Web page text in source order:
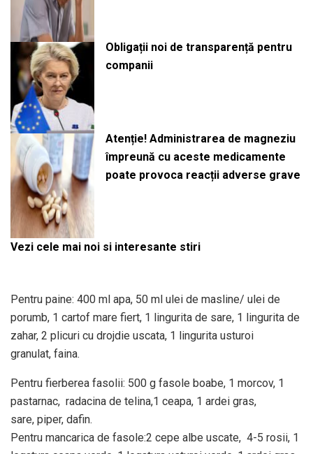
Obligații noi de transparență pentru
companii
Atenție! Administrarea de magneziu
împreună cu aceste medicamente
poate provoca reacții adverse grave
Vezi cele mai noi si interesante stiri
Pentru paine: 400 ml apa, 50 ml ulei de masline/ ulei de
porumb, 1 cartof mare fiert, 1 lingurita de sare, 1 lingurita de
zahar, 2 plicuri cu drojdie uscata, 1 lingurita usturoi
granulat, faina.
Pentru fierberea fasolii: 500 g fasole boabe, 1 morcov, 1
pastarnac, radacina de telina,1 ceapa, 1 ardei gras,
sare, piper, dafin.
Pentru mancarica de fasole:2 cepe albe uscate, 4-5 rosii, 1